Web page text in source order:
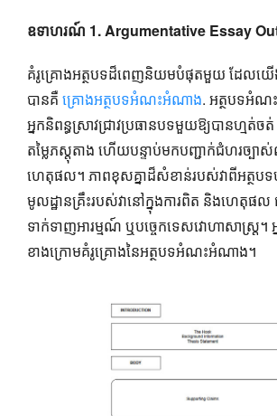
ឧទាហរណ៍ 1. Argumentative Essay
គំរូគ្រោងអត្ថបទដ៏ពេញនិយមបំផុតមួយ ដែលយើង
បានគឺ គ្រោង​អត្ថបទ​អំណះអំណាង. អត្ថបទអំណ
អ្នកនិពន្ធស្រាវជ្រាវប្រធានបទមួយឱ្យបានហ្មត់ច
តម្លៃភស្តុតាង ហើយបន្ទាប់មកបញ្ជាក់ជំហរច្ប
ហេតុផល។ ភាពខុសគ្នាដ៏សំខាន់របស់វាពីអត្ថបទ
មូលដ្ឋានគ្រឹះរបស់វានៅក្នុងការពិត និងហេតុផល
ទាក់ទាញអារម្មណ៍ ឬបច្ចេកទេសវោហាសាស្ត្រ។
ខាងក្រោម​គំរូ​គ្រោង​នៃ​អត្ថបទ​អំណះអំណាង។